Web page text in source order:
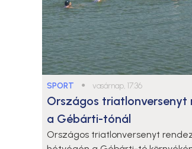
SPORT ● vasárnap, 17:36
Országos triatlonversenyt
a Gébárti-tónál
Országos triatlonversenyt